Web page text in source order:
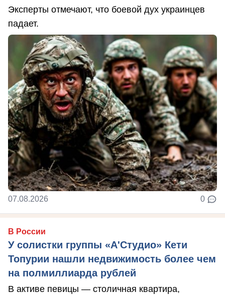
Эксперты отмечают, что боевой дух украинцев
падает.
07.08.2026 0
В России
У солистки группы «А'Студио» Кети
Топурии нашли недвижимость более чем
на полмиллиарда рублей
В активе певицы — столичная квартира,